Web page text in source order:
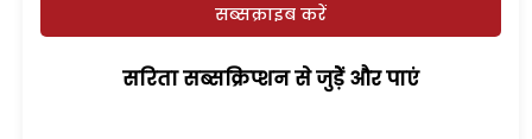
सब्सक्राइब करें
सरिता सब्सक्रिप्शन से जुड़ेें और पाएं